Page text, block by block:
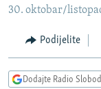
Pređite
pretragu
VIZUELNO
VIDEO
PODCASTI
30. oktobar/
Podijelite
Dodajte Radio